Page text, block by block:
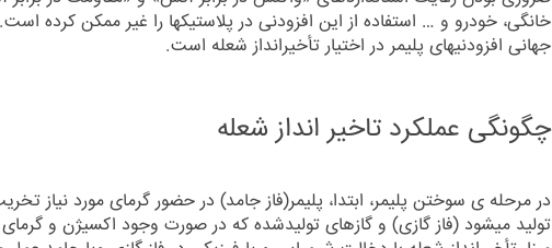
خانگی، خودرو و … استفاده از این افزودنی در پلاستیکها را غیر ممکن کرده
جهانی افزودنیهای پلیمر در اختیار تأخیرانداز شعله است.
چگونگی عملکرد تاخیر انداز شعله
در مرحله ی سوختن پلیمر، ابتدا، پلیمر(فاز جامد) در حضور گرمای مورد نیاز
تولید میشود (فاز گازی) و گازهای تولیدشده که در صورت وجود اکسیژن و